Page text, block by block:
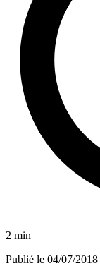
2 min
Publié le 04/07/2018